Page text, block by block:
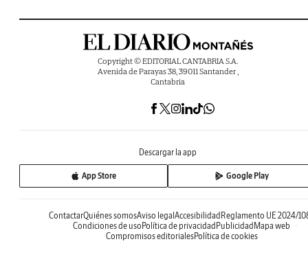
Copyright © EDITORIAL CANTABRIA S.A.
Avenida de Parayas 38, 39011 Santander ,
Cantabria
Descargar la app
App Store Google Play
ContactarQuiénes somosAviso legalAccesibilidadReglamento UE 2024/
Condiciones de usoPolítica de privacidadPublicidadMapa web
Compromisos editorialesPolítica de cookies